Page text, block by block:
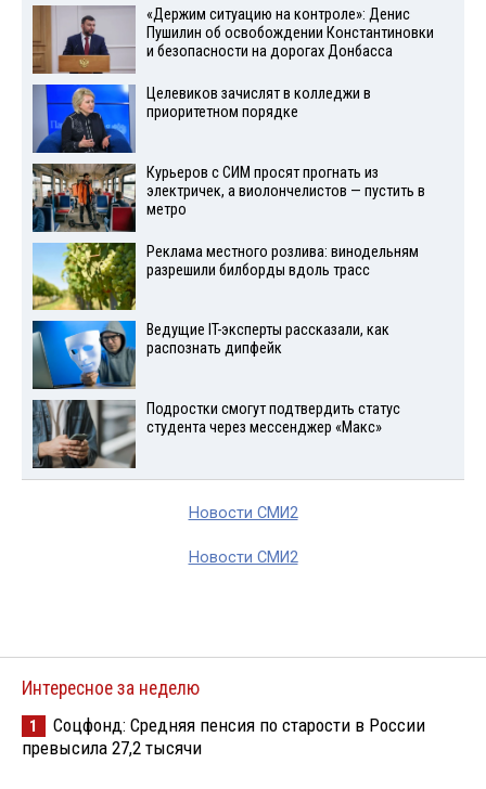
«Держим ситуацию на контроле»: Денис
Пушилин об освобождении Константиновки
и безопасности на дорогах Донбасса
Целевиков зачислят в колледжи в
приоритетном порядке
Курьеров с СИМ просят прогнать из
электричек, а виолончелистов — пустить в
метро
Реклама местного розлива: винодельням
разрешили билборды вдоль трасс
Ведущие IT-эксперты рассказали, как
распознать дипфейк
Подростки смогут подтвердить статус
студента через мессенджер «Макс»
Новости СМИ2
Новости СМИ2
Интересное за неделю
1
Соцфонд: Средняя пенсия по старости в России
превысила 27,2 тысячи